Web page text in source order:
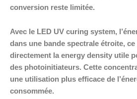
conversion reste limitée.
Avec le LED UV curing system,
dans une bande spectrale étroite,
directement la energy density utile
des photoinitiateurs. Cette
une utilisation plus efficace de
consommée.